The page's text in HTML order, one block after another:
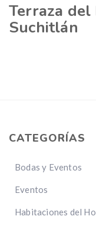
Terraza del
Suchitlán
CATEGORÍAS
Bodas y Eventos
Eventos
Habitaciones del